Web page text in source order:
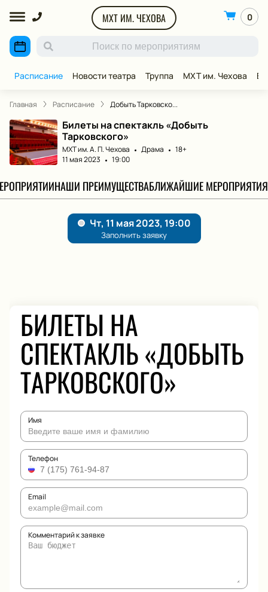
МХТ ИМ. ЧЕХОВА 0
Расписание Новости театра Труппа МХТ им. Чехова
Главная Расписание Добыть Тарковско...
Билеты на спектакль «Добыть
Тарковского»
МХТ им. А. П. Чехова Драма
18+
11 мая 2023
19:00
НАШИ ПРЕИМУЩЕСТВАБЛИЖАЙШИЕ МЕРОПРИЯТИЯ
БИЛЕТЫ НА
СПЕКТАКЛЬ «ДОБЫТЬ
ТАРКОВСКОГО»
Имя
Телефон
Email
Комментарий к заявке